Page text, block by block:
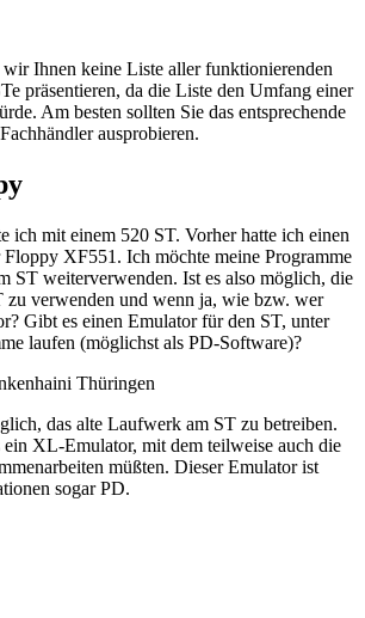
Ihnen keine Liste aller funktionierenden
präsentieren, da die Liste den Umfang einer
Am besten sollten Sie das entsprechende
ausprobieren.
ich mit einem 520 ST. Vorher hatte ich einen
XF551. Ich möchte meine Programme
ST weiterverwenden. Ist es also möglich, die
verwenden und wenn ja, wie bzw. wer
Gibt es einen Emulator für den ST, unter
laufen (möglichst als PD-Software)?
Thüringen
das alte Laufwerk am ST zu betreiben.
ein XL-Emulator, mit dem teilweise auch die
müßten. Dieser Emulator ist
sogar PD.